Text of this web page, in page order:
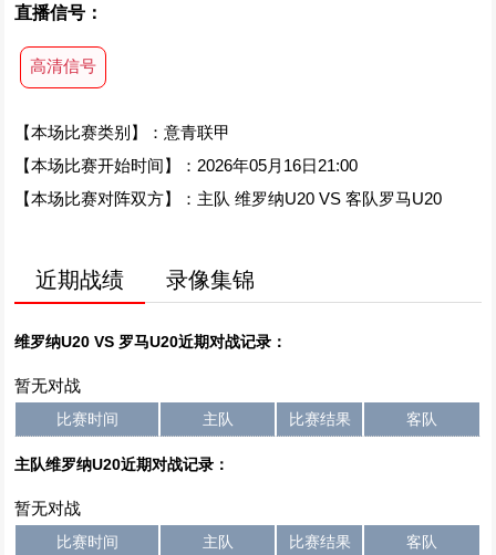
直播信号：
高清信号
【本场比赛类别】：意青联甲
【本场比赛开始时间】：2026年05月16日21:00
【本场比赛对阵双方】：主队 维罗纳U20 VS 客队罗马U20
近期战绩 录像集锦
维罗纳U20 VS 罗马U20近期对战记录：
暂无对战
比赛时间 主队 比赛结果 客队
主队维罗纳U20近期对战记录：
暂无对战
比赛时间 主队 比赛结果 客队